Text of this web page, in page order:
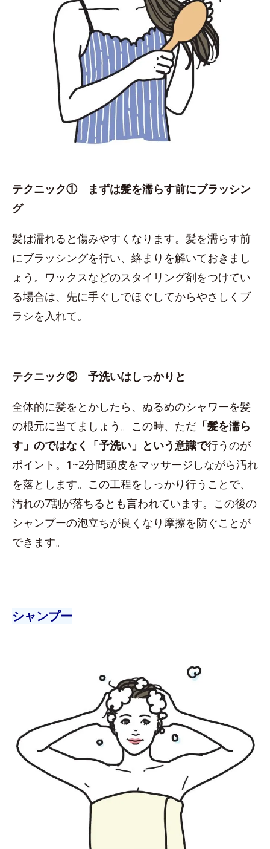
テクニック① まずは髪を濡らす前にブラッシン
グ
髪は濡れると傷みやすくなります。髪を濡らす前
にブラッシングを行い、絡まりを解いておきまし
ょう。ワックスなどのスタイリング剤をつけてい
る場合は、先に手ぐしでほぐしてからやさしくブ
ラシを入れて。
テクニック② 予洗いはしっかりと
全体的に髪をとかしたら、ぬるめのシャワーを髪
の根元に当てましょう。この時、ただ 「髪を濡ら
す」のではなく「予洗い」という意識で行うのが
ポイント。1~2分間頭皮をマッサージしながら汚れ
を落とします。この工程をしっかり行うことで、
汚れの7割が落ちるとも言われています。この後の
シャンプーの泡立ちが良くなり摩擦を防ぐことが
できます。
シャンプー